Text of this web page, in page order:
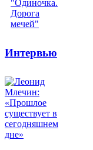
Интервью